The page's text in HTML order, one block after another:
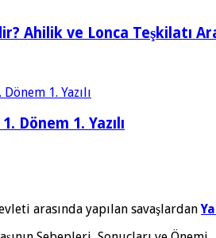
Ahilik ve Lonca Teşkilatı
Dönem 1. Yazılı
arasında yapılan savaşlardan